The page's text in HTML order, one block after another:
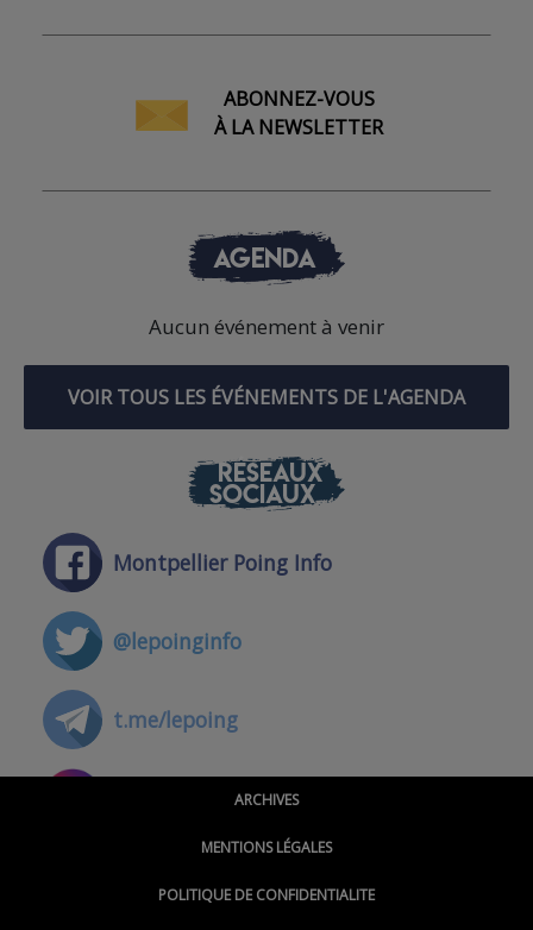
ABONNEZ-VOUS
À LA NEWSLETTER
AGENDA
Aucun événement à venir
VOIR TOUS LES ÉVÉNEMENTS DE L'AGENDA
RÉSEAUX
SOCIAUX
Montpellier Poing Info
@lepoinginfo
t.me/lepoing
@montpellierpoinginfo
ARCHIVES
MENTIONS LÉGALES
POLITIQUE DE CONFIDENTIALITE